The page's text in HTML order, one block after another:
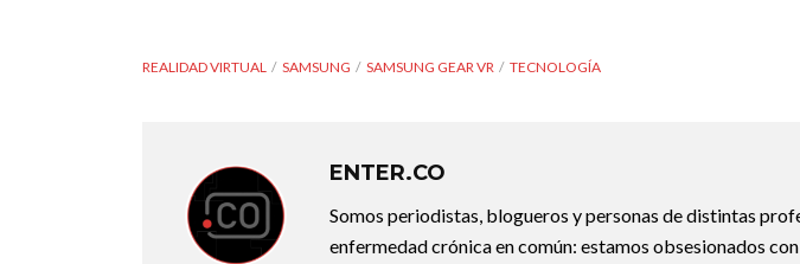
REALIDAD VIRTUAL SAMSUNG SAMSUNG GEAR VR TECNOLOGÍA
ENTER.CO
Somos periodistas, blogueros y personas de distintas
enfermedad crónica en común: estamos obsesionados